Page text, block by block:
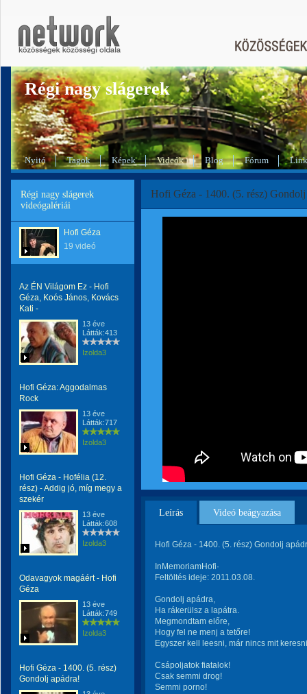
Régi nagy slágerek
Nyitó Tagok Képek Videók Blog Fórum
Régi nagy slágerek
videógalériái
Hofi Géza
19 videó
Az ÉN Világom Ez - Hofi
Géza, Koós János, Kovács
Kati -
13 éve
Látták:413
Izolda3
Hofi Géza: Aggodalmas
Rock
13 éve
Látták:717
Izolda3
Hofi Géza - Hofélia (12.
rész) - Addig jó, míg megy a
szekér
13 éve
Látták:608
Izolda3
Odavagyok magáért - Hofi
Géza
13 éve
Látták:749
Izolda3
Hofi Géza - 1400. (5. rész)
Gondolj apádra!
Hofi Géza - 1400. (5. rész) Gondolj
Leírás Videó beágyazása
Hofi Géza - 1400. (5. rész) Gondolj
InMemoriamHofi·
Feltöltés ideje: 2011.03.08.
Gondolj apádra,
Ha rákerülsz a lapátra.
Megmondtam előre,
Hogy fel ne menj a tetőre!
Egyszer kell leesni, már nincs mit
Csápoljatok fiatalok!
Csak semmi drog!
Semmi porno!